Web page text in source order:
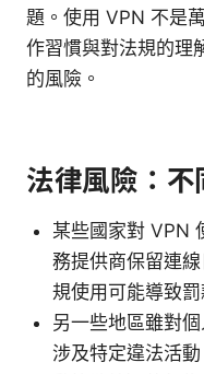
題。使用 VPN 不是
作習慣與對法規的理
的風險。
法律風險：不
某些國家對 VPN
務提供商保留連
規使用可能導致
另一些地區雖對
涉及特定違法活